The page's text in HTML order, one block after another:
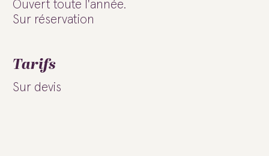
Ouvert toute l'année.
Sur réservation
Tarifs
Sur devis